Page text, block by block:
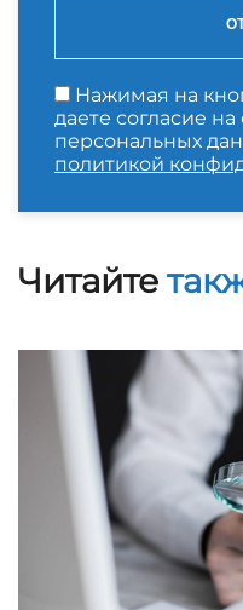
Нажимая на
даете согласие
персональных
политикой
Читайте